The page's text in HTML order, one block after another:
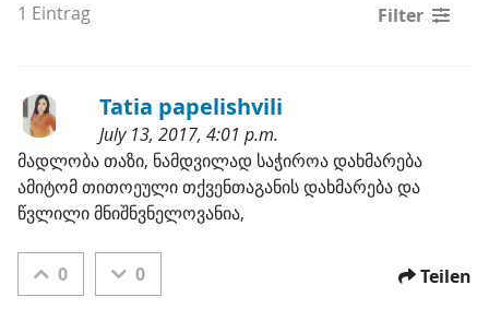
1 Eintrag Filter
Tatia papelishvili
July 13, 2017, 4:01 p.m.
Kategorien:
მადლობა თაზი, ნამდვილად საჭიროა დახმარება
ამიტომ თითოეული თქვენთაგანის დახმარება და
წვლილი მნიშნვნელოვანია,
0 0 Teilen